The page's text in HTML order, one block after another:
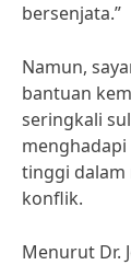
bersenjata.”
Namun,
bantuan
seringkali
tinggi dalam
konflik.
Menurut Dr.